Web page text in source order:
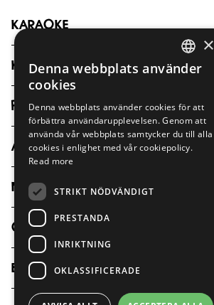
KARAOKE
KONTAKT
PRESS
ARBETA MED OSS
MATEN
OM OSS
BLI FRANCHISETAGARE
ENGLISH
NORWEGIAN
×
Denna webbplats använder
cookies
Denna webbplats använder cookies för att
förbättra användarupplevelsen. Genom att
använda vår webbplats samtycker du till alla
cookies i enlighet med vår cookiepolicy.
Read more
STRIKT NÖDVÄNDIGT
PRESTANDA
INRIKTNING
OKLASSIFICERADE